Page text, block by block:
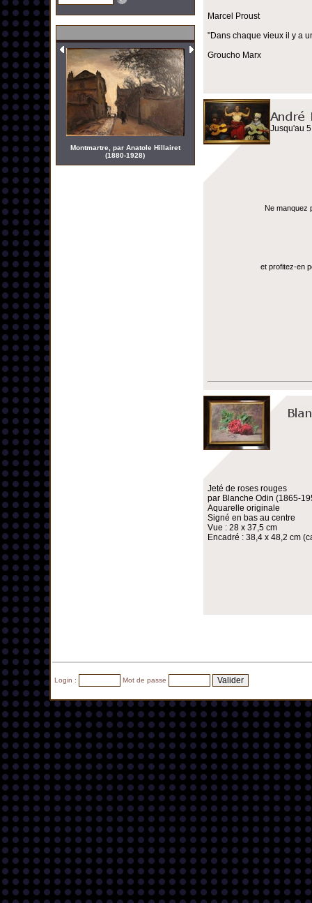
Montmartre, par Anatole Hillairet
(1880-1928)
Marcel Proust
"Dans chaque vieux il y a
Groucho Marx
Jusqu'au
Ne manquez
et profitez-en
Jeté de roses rouges
par Blanche Odin (1865-
Aquarelle originale
Signé en bas au centre
Vue : 28 x 37,5 cm
Encadré : 38,4 x 48,2 cm
Login : Mot de passe